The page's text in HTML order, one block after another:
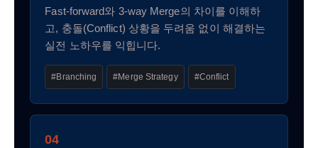
Fast-forward와 3-way Merge의 차이를 이해하
고, 충돌(Conflict) 상황을 두려움 없이 해결하는
실전 노하우를 익힙니다.
#Branching #Merge Strategy #Conflict
04